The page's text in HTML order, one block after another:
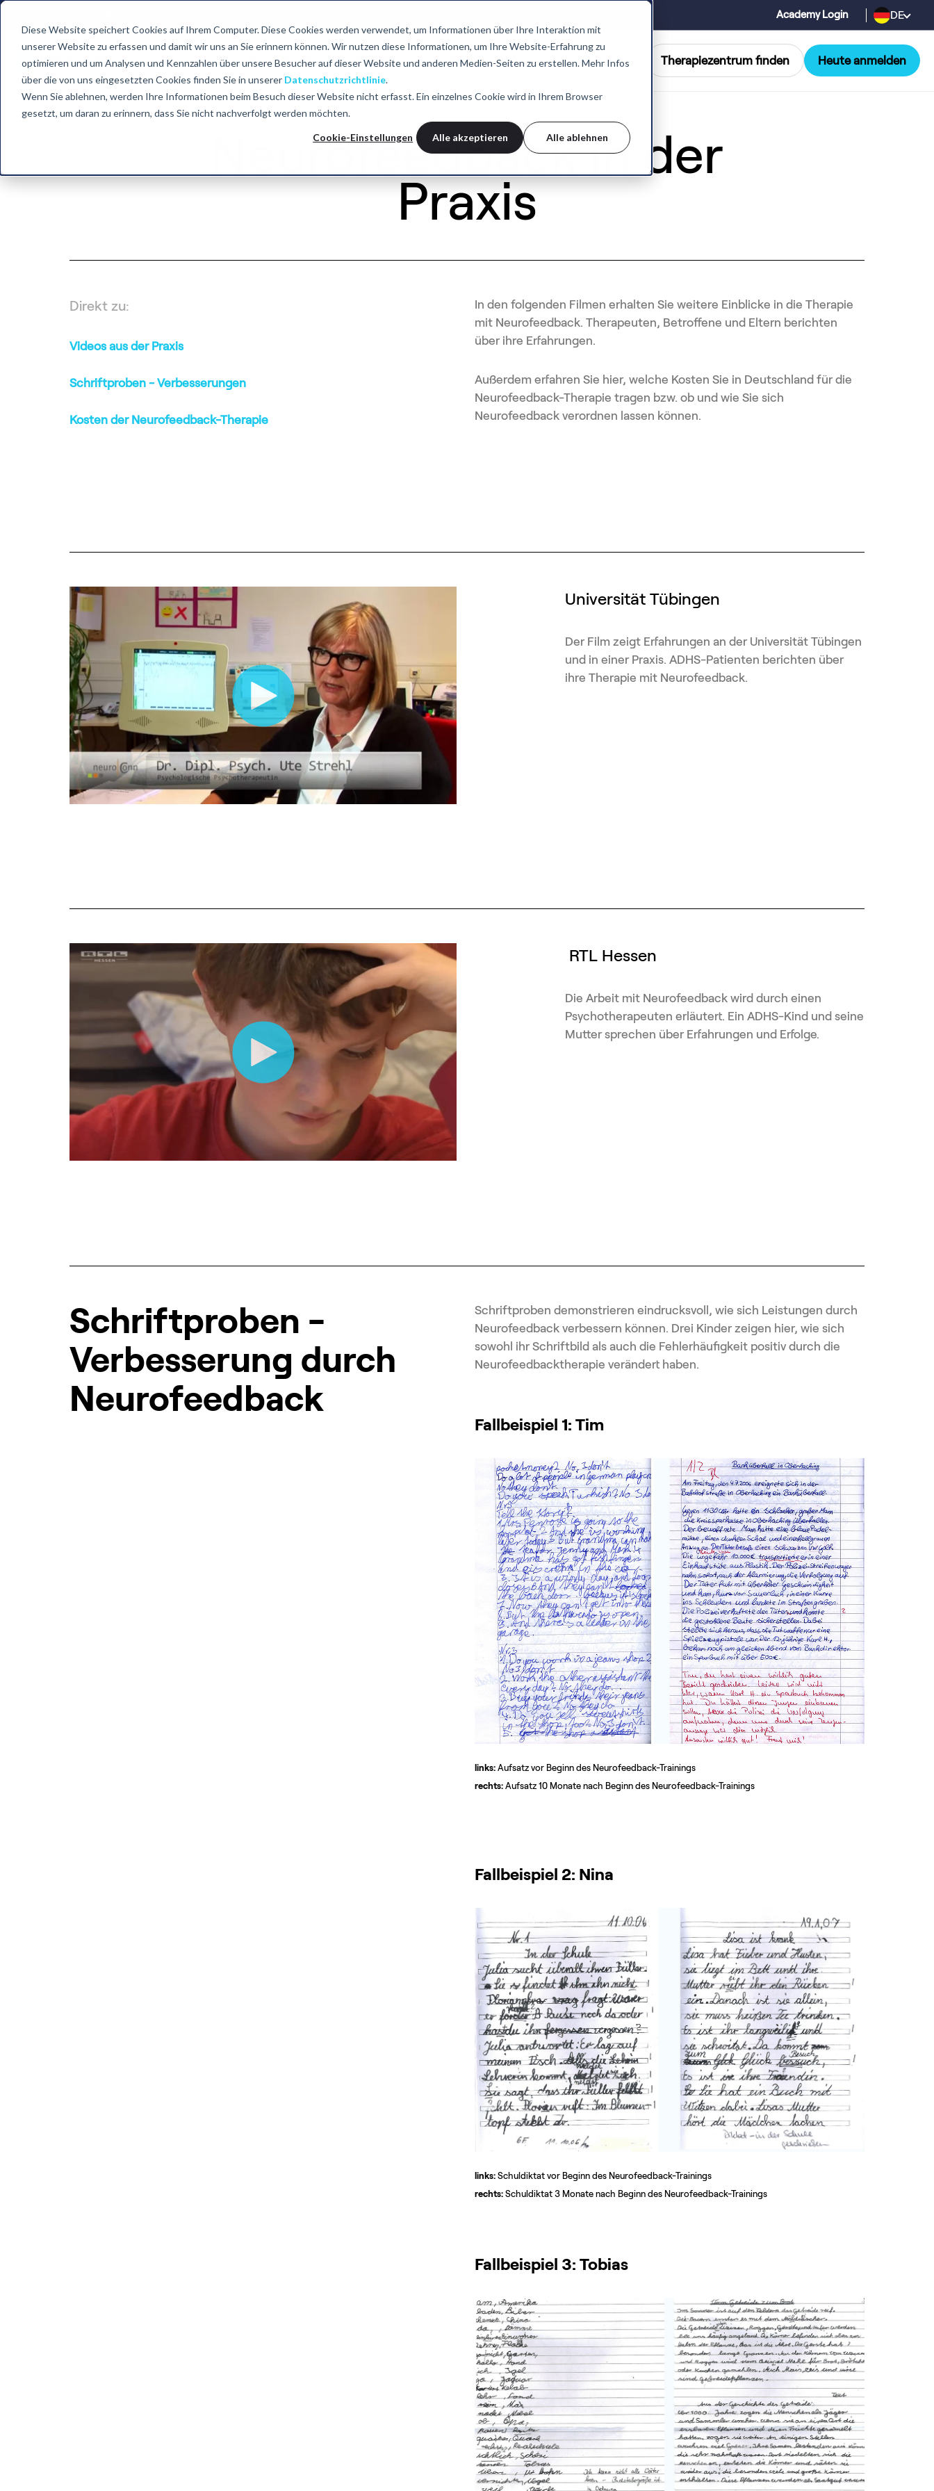
Diese Website speichert Cookies auf Ihrem Computer. Diese Cookies werden verwendet, um Informationen über Ihre Interaktion mit
unserer Website zu erfassen und damit wir uns an Sie erinnern können. Wir nutzen diese Informationen, um Ihre Website-Erfahrung zu
optimieren und um Analysen und Kennzahlen über unsere Besucher auf dieser Website und anderen Medien-Seiten zu erstellen. Mehr Infos
über die von uns eingesetzten Cookies finden Sie in unserer Datenschutzrichtlinie.
Wenn Sie ablehnen, werden Ihre Informationen beim Besuch dieser Website nicht erfasst. Ein einzelnes Cookie wird in Ihrem Browser
gesetzt, um daran zu erinnern, dass Sie nicht nachverfolgt werden möchten.
Cookie-Einstellungen Alle akzeptieren Alle ablehnen
NeurofeedbacktDCSTMSKrankheitsbilderTherapiezentren Therapiezentrum finden Heute anmelden
Academy Login DE
Zurück zum Start
Neurofeedback in der
Praxis
Direkt zu:
Videos aus der Praxis
Schriftproben - Verbesserungen
Kosten der Neurofeedback-Therapie
In den folgenden Filmen erhalten Sie weitere Einblicke in die Therapie
mit Neurofeedback. Therapeuten, Betroffene und Eltern berichten
über ihre Erfahrungen.
Außerdem erfahren Sie hier, welche Kosten Sie in Deutschland für die
Neurofeedback-Therapie tragen bzw. ob und wie Sie sich
Neurofeedback verordnen lassen können.
Universität Tübingen
Der Film zeigt Erfahrungen an der Universität Tübingen
und in einer Praxis. ADHS-Patienten berichten über
ihre Therapie mit Neurofeedback.
RTL Hessen
Die Arbeit mit Neurofeedback wird durch einen
Psychotherapeuten erläutert. Ein ADHS-Kind und seine
Mutter sprechen über Erfahrungen und Erfolge.
Schriftproben -
Verbesserung durch
Neurofeedback
Schriftproben demonstrieren eindrucksvoll, wie sich Leistungen durch
Neurofeedback verbessern können. Drei Kinder zeigen hier, wie sich
sowohl ihr Schriftbild als auch die Fehlerhäufigkeit positiv durch die
Neurofeedbacktherapie verändert haben.
Fallbeispiel 1: Tim
links:Aufsatz vor Beginn des Neurofeedback-Trainings
rechts:Aufsatz 10 Monate nach Beginn des Neurofeedback-Trainings
Fallbeispiel 2: Nina
links: Schuldiktat vor Beginn des Neurofeedback-Trainings
rechts: Schuldiktat 3 Monate nach Beginn des Neurofeedback-Trainings
Fallbeispiel 3: Tobias